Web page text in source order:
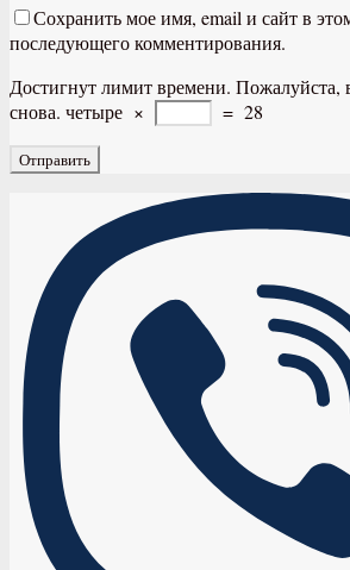
Сохранить мое имя, email и сайт в
последующего комментирования.
Достигнут лимит времени. Пожалуйста,
снова. четыре × = 28